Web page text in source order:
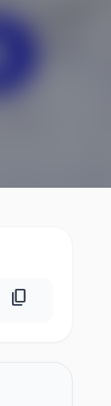
content_copy